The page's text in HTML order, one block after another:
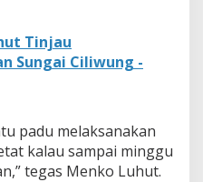
Tinjau
Sungai Ciliwung -
padu melaksanakan
kalau sampai minggu
tegas Menko Luhut.